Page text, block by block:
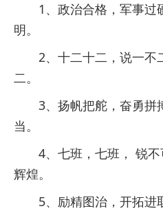
1、政治合格，军事过
明。
2、十二十二，说一不
二。
3、扬帆把舵，奋勇拼
当。
4、七班，七班， 锐不
辉煌。
5、励精图治，开拓进